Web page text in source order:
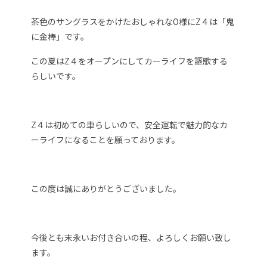
茶色のサングラスをかけたおしゃれなO様にZ４は「鬼
に金棒」です。
この夏はZ４をオープンにしてカーライフを謳歌する
らしいです。
Z４は初めての車らしいので、安全運転で魅力的なカ
ーライフになることを願っております。
この度は誠にありがとうございました。
今後とも末永いお付き合いの程、よろしくお願い致し
ます。